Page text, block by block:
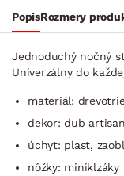
PopisRozmery
Jednoduchý nočný
Univerzálny do
materiál:
dekor: dub artisan
úchyt: plast,
nôžky: miniklzáky